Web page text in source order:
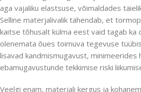
aga vajaliku elastsuse, võimaldades
Selline materjalivalik tähendab, et
kaitse tõhusalt külma eest vaid tagab ka
olenemata õues toimuva tegevuse
lisavad kandmismugavust, minimeerides
ebamugavustunde tekkimise riski
Veelgi enam, materjali kergus ja